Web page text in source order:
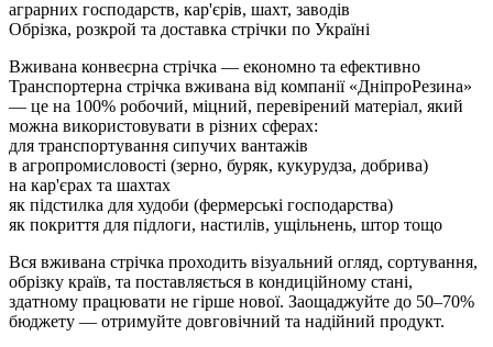
аграрних господарств, кар'єрів, шахт, заводів
Обрізка, розкрой та доставка стрічки по Україні
Вживана конвеєрна стрічка — економно та ефективно
Транспортерна стрічка вживана від компанії «ДніпроРезина»
— це на 100% робочий, міцний, перевірений матеріал, який
можна використовувати в різних сферах:
для транспортування сипучих вантажів
в агропромисловості (зерно, буряк, кукурудза, добрива)
на кар'єрах та шахтах
як підстилка для худоби (фермерські господарства)
як покриття для підлоги, настилів, ущільнень, штор тощо
Вся вживана стрічка проходить візуальний огляд, сортування,
обрізку країв, та поставляється в кондиційному стані,
здатному працювати не гірше нової. Заощаджуйте до 50–70%
бюджету — отримуйте довговічний та надійний продукт.